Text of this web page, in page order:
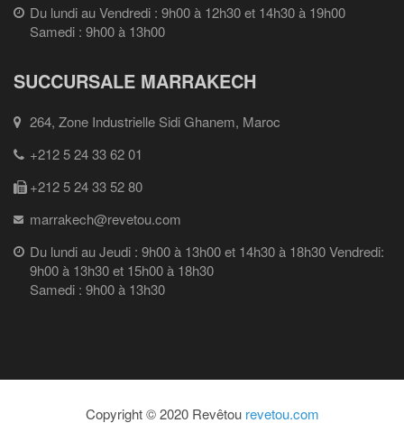
Du lundi au Vendredi : 9h00 à 12h30 et 14h30 à 19h00
Samedi : 9h00 à 13h00
SUCCURSALE MARRAKECH
264, Zone Industrielle Sidi Ghanem, Maroc
+212 5 24 33 62 01
+212 5 24 33 52 80
marrakech@revetou.com
Du lundi au Jeudi : 9h00 à 13h00 et 14h30 à 18h30 Vendredi:
9h00 à 13h30 et 15h00 à 18h30
Samedi : 9h00 à 13h30
Copyright © 2020 Revêtou revetou.com